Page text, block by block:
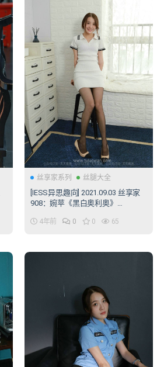
丝享家系列 丝腿大全
[IESS异思趣向] 2021.09.03 丝享家
908：婉苹《黑白奥利奥》
4年前 0 0 65